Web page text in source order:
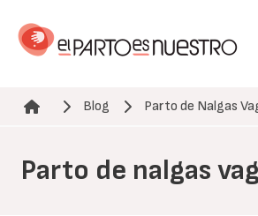
contenido
Ruta de navegación
Blog Parto de Nalgas
Parto de nalgas